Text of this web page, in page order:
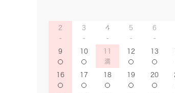
2 3 4 5 6
9 10 11 12 13
16 17 18 19 20